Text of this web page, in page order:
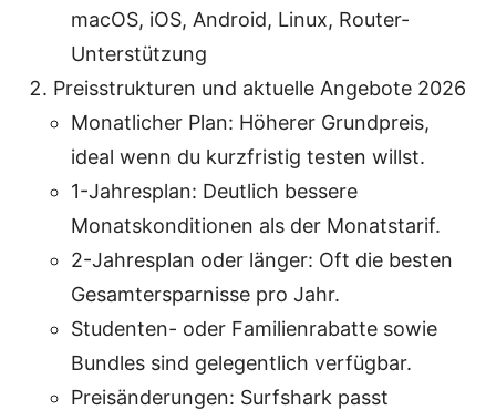
macOS, iOS, Android, Linux, Router-
Unterstützung
Preisstrukturen und aktuelle Angebote 2026
Monatlicher Plan: Höherer Grundpreis,
ideal wenn du kurzfristig testen willst.
1-Jahresplan: Deutlich bessere
Monatskonditionen als der Monatstarif.
2-Jahresplan oder länger: Oft die besten
Gesamtersparnisse pro Jahr.
Studenten- oder Familienrabatte sowie
Bundles sind gelegentlich verfügbar.
Preisänderungen: Surfshark passt